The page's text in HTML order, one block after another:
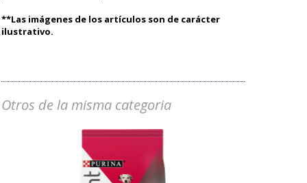
**Las imágenes de los artículos son de carácter
ilustrativo.
Otros de la misma categoria